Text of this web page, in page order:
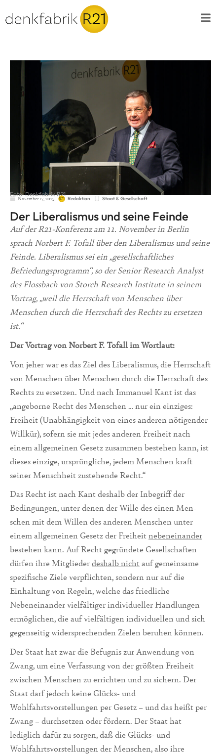
Foto: Denkfabrik R21
November 17, 2025 Redaktion Staat & Gesellschaft
Der Liberalismus und seine Feinde
Auf der R21-Konferenz am 11. November in Berlin
sprach Norbert F. Tofall über den Liberalismus und seine
Feinde. Liberalismus sei ein „gesellschaftliches
Befriedungsprogramm“, so der Senior Research Analyst
des Flossbach von Storch Research Institute in seinem
Vortrag, „weil die Herrschaft von Menschen über
Menschen durch die Herrschaft des Rechts zu ersetzen
ist.“
Der Vortrag von Norbert F. Tofall im Wortlaut:
Von jeher war es das Ziel des Liberalismus, die Herrschaft
von Menschen über Menschen durch die Herrschaft des
Rechts zu ersetzen. Und nach Immanuel Kant ist das
„angeborne Recht des Menschen … nur ein einziges:
Frei­heit (Unabhängigkeit von eines anderen nötigender
Willkür), sofern sie mit jedes ande­ren Freiheit nach
einem allgemeinen Gesetz zusammen bestehen kann, ist
dieses ein­zige, ursprüngliche, jedem Menschen kraft
seiner Menschheit zustehende Recht.“
Das Recht ist nach Kant deshalb der Inbegriff der
Bedingungen, unter denen der Wille des einen Men­
schen mit dem Willen des anderen Menschen unter
einem allgemeinen Gesetz der Frei­heit nebeneinander
bestehen kann. Auf Recht gegründete Gesellschaften
dürfen ihre Mitgliederdeshalb nicht auf gemeinsame
spezifische Ziele verpflichten, sondern nur auf die
Einhaltung von Regeln, welche das friedliche
Nebeneinander vielfältiger individu­eller Handlungen
ermöglichen, die auf vielfältigen individuellen und sich
ge­genseitig widersprechenden Zielen beruhen können.
Der Staat hat zwar die Befugnis zur Anwendung von
Zwang, um eine Verfassung von der größten Freiheit
zwischen Menschen zu errichten und zu sichern. Der
Staat darf jedoch keine Glücks- und
Wohlfahrtsvorstellungen per Gesetz – und das heißt per
Zwang – durchsetzen oder fördern. Der Staat hat
lediglich dafür zu sorgen, daß die Glücks- und
Wohlfahrtsvorstellungen der Menschen, also ihre